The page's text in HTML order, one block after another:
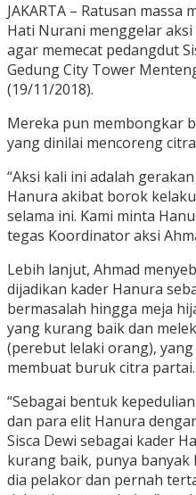
JAKARTA – Ratusan
Hati Nurani menggelar
agar memecat pedangdut
Gedung City Tower
(19/11/2018).
Mereka pun membongkar
yang dinilai mencoreng
“Aksi kali ini adalah
Hanura akibat borok
selama ini. Kami minta
tegas Koordinator aksi
Lebih lanjut, Ahmad
dijadikan kader Hanura
bermasalah hingga meja
yang kurang baik dan
(perebut lelaki orang),
membuat buruk citra partai.
“Sebagai bentuk
dan para elit Hanura
Sisca Dewi sebagai kader
kurang baik, punya banyak
dia pelakor dan pernah